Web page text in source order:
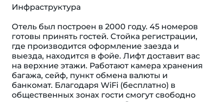
Инфраструктура
Отель был построен в 2000 году. 45 номеров
готовы принять гостей. Cтойка регистрации,
где производится оформление заезда и
выезда, находится в фойе. Лифт доставит вас
на верхние этажи. Работают камера хранения
багажа, сейф, пункт обмена валюты и
банкомат. Благодаря WiFi (бесплатно) в
общественных зонах гости смогут свободно